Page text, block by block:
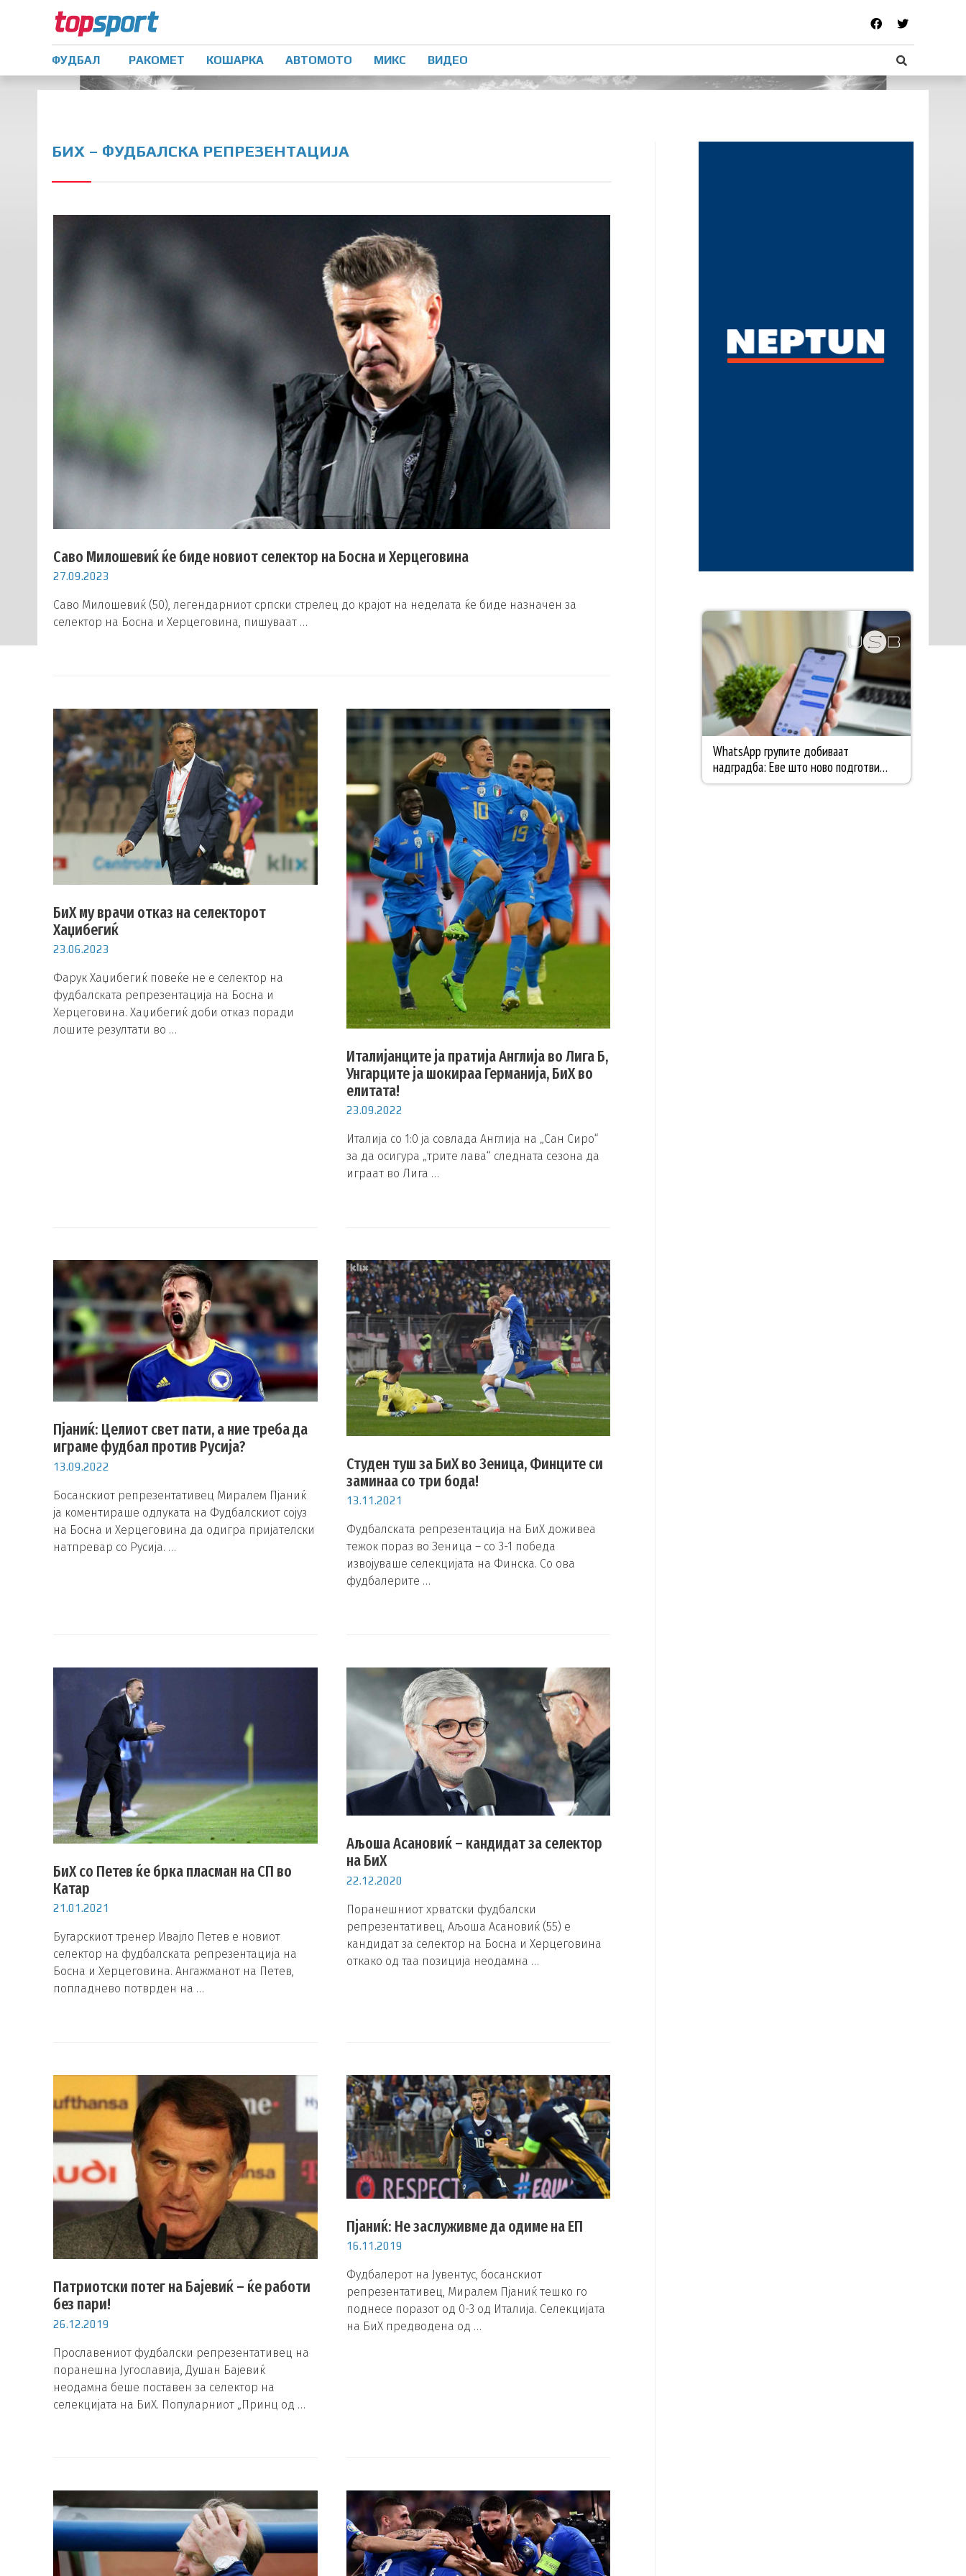
ФУДБАЛ РАКОМЕТ КОШАРКА АВТОМОТО МИКС ВИДЕО
БИХ – ФУДБАЛСКА РЕПРЕЗЕНТАЦИЈА
Саво Милошевиќ ќе биде новиот селектор на Босна и Херцеговина
27.09.2023
Саво Милошевиќ (50), легендарниот српски стрелец до крајот на неделата ќе биде назначен за
селектор на Босна и Херцеговина, пишуваат …
БиХ му врачи отказ на селекторот
Хаџибегиќ
23.06.2023
Фарук Хаџибегиќ повеќе не е селектор на
фудбалската репрезентација на Босна и
Херцеговина. Хаџибегиќ доби отказ поради
лошите резултати во …
Италијанците ја пратија Англија во Лига Б,
Унгарците ја шокираа Германија, БиХ во
елитата!
23.09.2022
Италија со 1:0 ја совлада Англија на „Сан Сиро“
за да осигура „трите лава“ следната сезона да
играат во Лига …
Пјаниќ: Целиот свет пати, а ние треба да
играме фудбал против Русија?
13.09.2022
Босанскиот репрезентативец Миралем Пјаниќ
ја коментираше одлуката на Фудбалскиот сојуз
на Босна и Херцеговина да одигра пријателски
натпревар со Русија. …
Студен туш за БиХ во Зеница, Финците си
заминаа со три бода!
13.11.2021
Фудбалската репрезентација на БиХ доживеа
тежок пораз во Зеница – со 3-1 победа
извојуваше селекцијата на Финска. Со ова
фудбалерите …
БиХ со Петев ќе брка пласман на СП во
Катар
21.01.2021
Бугарскиот тренер Ивајло Петев е новиот
селектор на фудбалската репрезентација на
Босна и Херцеговина. Ангажманот на Петев,
попладнево потврден на …
Аљоша Асановиќ – кандидат за селектор
на БиХ
22.12.2020
Поранешниот хрватски фудбалски
репрезентативец, Аљоша Асановиќ (55) е
кандидат за селектор на Босна и Херцеговина
откако од таа позиција неодамна …
Патриотски потег на Бајевиќ – ќе работи
без пари!
26.12.2019
Прославениот фудбалски репрезентативец на
поранешна Југославија, Душан Бајевиќ
неодамна беше поставен за селектор на
селекцијата на БиХ. Популарниот „Принц од …
Пјаниќ: Не заслуживме да одиме на ЕП
16.11.2019
Фудбалерот на Јувентус, босанскиот
репрезентативец, Миралем Пјаниќ тешко го
поднесе поразот од 0-3 од Италија. Селекцијата
на БиХ предводена од …